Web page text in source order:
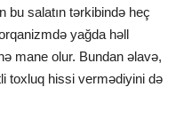
bu salatın tərkibində heç
yağda həll
mane olur. Bundan əlavə,
toxluq hissi vermədiyini də